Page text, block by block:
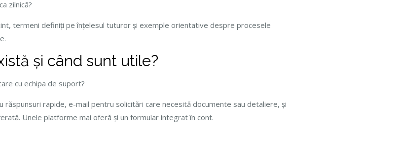
zilnică?
termeni definiți pe înțelesul tuturor și exemple orientative despre procesele
și când sunt utile?
cu echipa de suport?
răspunsuri rapide, e-mail pentru solicitări care necesită documente sau detaliere, și
Unele platforme mai oferă și un formular integrat în cont.